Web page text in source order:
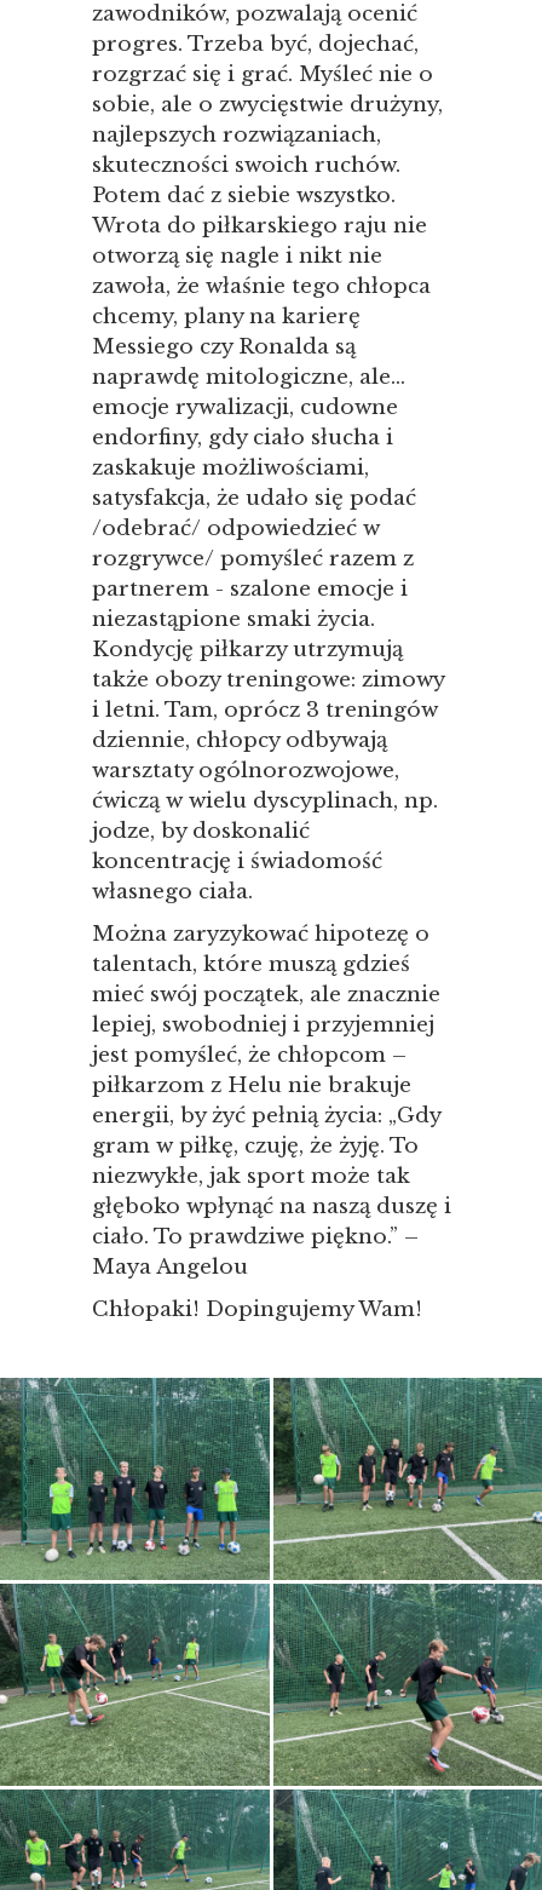
zawodników, pozwalają ocenić
progres. Trzeba być, dojechać,
rozgrzać się i grać. Myśleć nie o
sobie, ale o zwycięstwie drużyny,
najlepszych rozwiązaniach,
skuteczności swoich ruchów.
Potem dać z siebie wszystko.
Wrota do piłkarskiego raju nie
otworzą się nagle i nikt nie
zawoła, że właśnie tego chłopca
chcemy, plany na karierę
Messiego czy Ronalda są
naprawdę mitologiczne, ale…
emocje rywalizacji, cudowne
endorfiny, gdy ciało słucha i
zaskakuje możliwościami,
satysfakcja, że udało się podać
/odebrać/ odpowiedzieć w
rozgrywce/ pomyśleć razem z
partnerem - szalone emocje i
niezastąpione smaki życia.
Kondycję piłkarzy utrzymują
także obozy treningowe: zimowy
i letni. Tam, oprócz 3 treningów
dziennie, chłopcy odbywają
warsztaty ogólnorozwojowe,
ćwiczą w wielu dyscyplinach, np.
jodze, by doskonalić
koncentrację i świadomość
własnego ciała.
Można zaryzykować hipotezę o
talentach, które muszą gdzieś
mieć swój początek, ale znacznie
lepiej, swobodniej i przyjemniej
jest pomyśleć, że chłopcom –
piłkarzom z Helu nie brakuje
energii, by żyć pełnią życia: „Gdy
gram w piłkę, czuję, że żyję. To
niezwykłe, jak sport może tak
głęboko wpłynąć na naszą duszę i
ciało. To prawdziwe piękno.” –
Maya Angelou
Chłopaki! Dopingujemy Wam!